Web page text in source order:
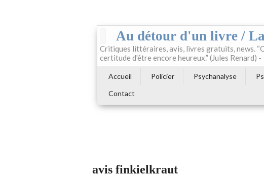
Au détour d'un livre /
Critiques littéraires, avis, livres gratuits, news.
certitude d'être encore heureux.” (Jules Renard) -
Accueil Policier Psychanalyse
Contact
avis finkielkraut